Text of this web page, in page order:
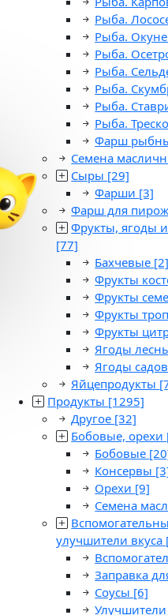
Рыба.
Рыба.
Рыба.
Рыба.
Рыба.
Рыба.
Рыба.
Фарш
Семена
Сыры [29]
Фарши [3]
Фарш для
Фрукты, ягоды
[77]
Бахчевые [2]
Фрукты
Фрукты
Фрукты
Фрукты
Ягоды
Ягоды
Яйцепродукты
Продукты [1295]
Другое [32]
Бобовые, орехи
Бобовые
Консервы
Орехи [9]
Семена
улучшители вкуса
Заправка
Соусы [6]
Улучшители